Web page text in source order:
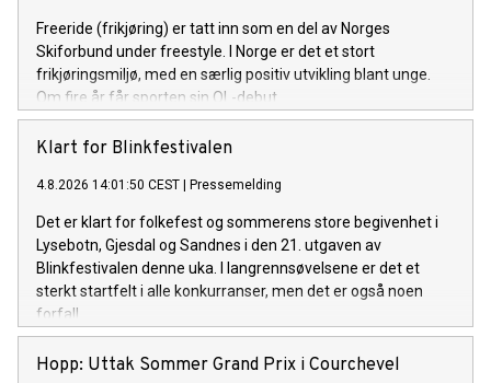
Freeride (frikjøring) er tatt inn som en del av Norges
Skiforbund under freestyle. I Norge er det et stort
frikjøringsmiljø, med en særlig positiv utvikling blant unge.
Om fire år får sporten sin OL-debut.
Klart for Blinkfestivalen
4.8.2026 14:01:50 CEST Pressemelding
Det er klart for folkefest og sommerens store begivenhet i
Lysebotn, Gjesdal og Sandnes i den 21. utgaven av
Blinkfestivalen denne uka. I langrennsøvelsene er det et
sterkt startfelt i alle konkurranser, men det er også noen
forfall.
Hopp: Uttak Sommer Grand Prix i Courchevel